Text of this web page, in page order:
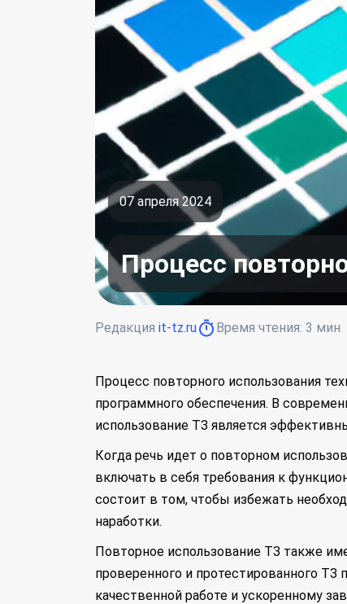
07 апреля 2024
Процесс
Редакция it-tz.ru Время чтения: 3 мин
Процесс повторного использования
программного обеспечения. В
использование ТЗ является
Когда речь идет о повторном
включать в себя требования к
состоит в том, чтобы избежать
наработки.
Повторное использование ТЗ также
проверенного и протестированного
качественной работе и ускоренному